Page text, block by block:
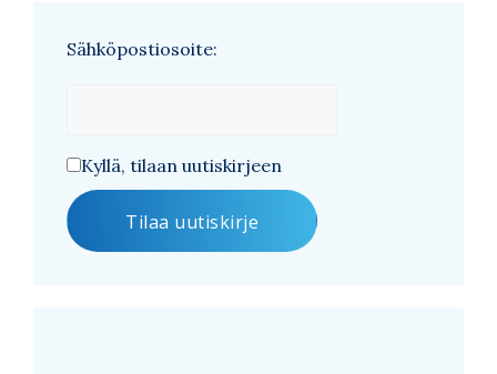
Sähköpostiosoite:
Kyllä, tilaan uutiskirjeen